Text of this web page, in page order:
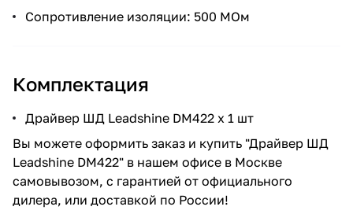
Сопротивление изоляции: 500 МОм
Комплектация
Драйвер ШД Leadshine DM422 x 1 шт
Вы можете оформить заказ и купить "Драйвер ШД
Leadshine DM422" в нашем офисе в Москве
самовывозом, с гарантией от официального
дилера, или доставкой по России!